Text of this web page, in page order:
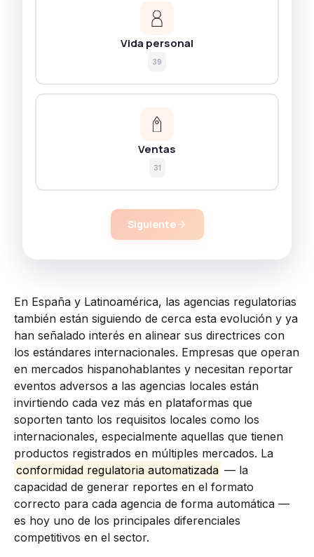
Vida personal
39
Ventas
31
Siguiente
En España y Latinoamérica, las agencias regulatorias
también están siguiendo de cerca esta evolución y ya
han señalado interés en alinear sus directrices con
los estándares internacionales. Empresas que operan
en mercados hispanohablantes y necesitan reportar
eventos adversos a las agencias locales están
invirtiendo cada vez más en plataformas que
soporten tanto los requisitos locales como los
internacionales, especialmente aquellas que tienen
productos registrados en múltiples mercados. La
conformidad regulatoria automatizada — la
capacidad de generar reportes en el formato
correcto para cada agencia de forma automática —
es hoy uno de los principales diferenciales
competitivos en el sector.